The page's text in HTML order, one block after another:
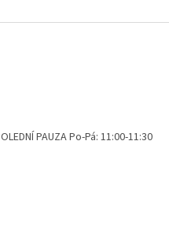
PAUZA Po-Pá: 11:00-11:30